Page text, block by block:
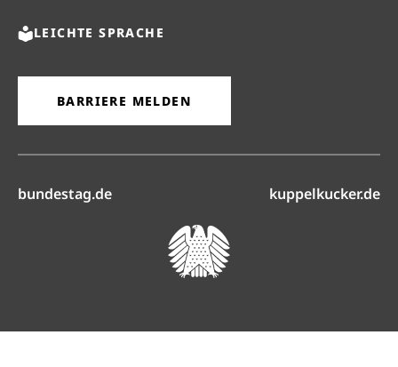
LEICHTE SPRACHE
BARRIERE MELDEN
bundestag.de(öffnet in neuem Reiter)kuppelkucker.de